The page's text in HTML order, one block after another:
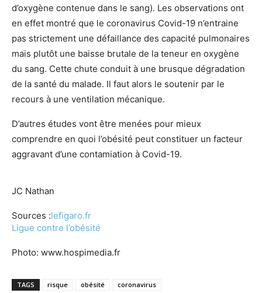
d’oxygène contenue dans le sang). Les observations ont
en effet montré que le coronavirus Covid-19 n’entraine
pas strictement une défaillance des capacité pulmonaires
mais plutôt une baisse brutale de la teneur en oxygène
du sang. Cette chute conduit à une brusque dégradation
de la santé du malade. Il faut alors le soutenir par le
recours à une ventilation mécanique.
D’autres études vont être menées pour mieux
comprendre en quoi l’obésité peut constituer un facteur
aggravant d’une contamiation à Covid-19.
JC Nathan
Sources :lefigaro.fr
Ligue contre l’obésité
Photo: www.hospimedia.fr
TAGS risque obésité coronavirus